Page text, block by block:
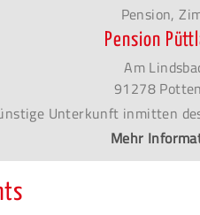
Pension,
Pension
Am
91278
Unterkunft inmitten
Mehr